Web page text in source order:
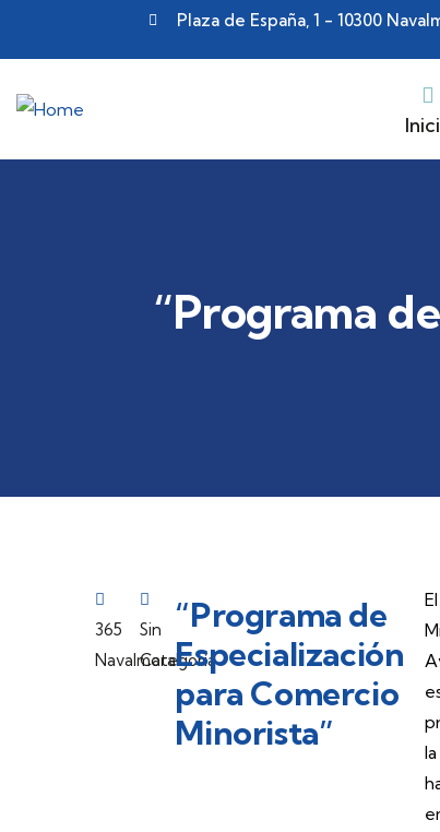
Plaza de España, 1 - 10300
“Programa
365
Navalmoral
Sin
Categoría
“Programa de
Especialización
para Comercio
Minorista”